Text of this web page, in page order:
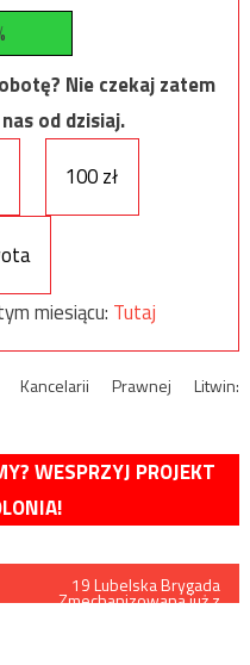
Nie czekaj zatem
od dzisiaj.
100 zł
miesiącu: Tutaj
Prawnej Litwin:
WESPRZYJ PROJEKT
19 Lubelska Brygada
Zmechanizowana już z